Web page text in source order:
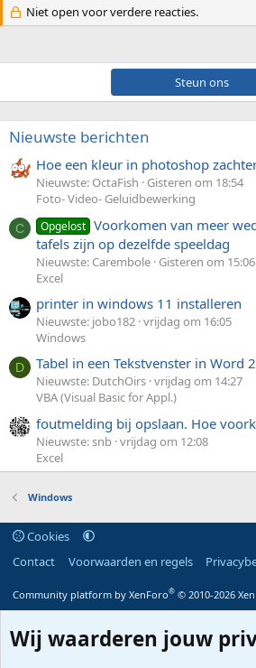
Niet open voor verdere reacties.
Steun
Nieuwste berichten
Hoe een kleur in photoshop
Nieuwste: OctaFish
Gisteren om 18:54
Foto- Video- Geluidbewerking
C Opgelost Voorkomen van meer
tafels zijn op dezelfde speeldag
Nieuwste: Carembole Gisteren om 15:06
Excel
printer in windows 11 installeren
Nieuwste: jobo182 vrijdag om 16:05
Windows
D Tabel in een Tekstvenster in Word
Nieuwste: DutchOirs vrijdag om 14:27
VBA (Visual Basic for Appl.)
foutmelding bij opslaan. Hoe
Nieuwste: snb vrijdag om 12:08
Excel
Windows
Cookies
Contact
Voorwaarden en regels
Community platform by XenForo® © 2010-2026
Wij waarderen jouw